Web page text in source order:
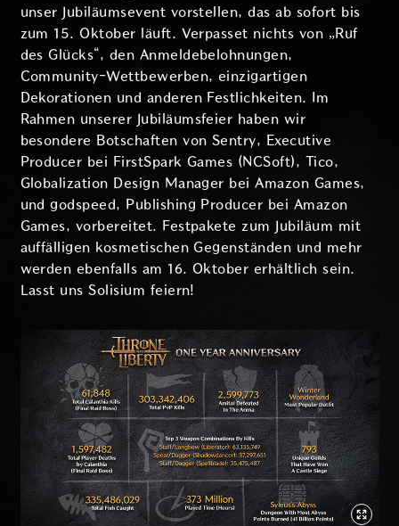
unser Jubiläumsevent vorstellen, das ab sofort bis
zum 15. Oktober läuft. Verpasset nichts von „Ruf
des Glücks“, den Anmeldebelohnungen,
Community-Wettbewerben, einzigartigen
Dekorationen und anderen Festlichkeiten. Im
Rahmen unserer Jubiläumsfeier haben wir
besondere Botschaften von Sentry, Executive
Producer bei FirstSpark Games (NCSoft), Tico,
Globalization Design Manager bei Amazon Games,
und godspeed, Publishing Producer bei Amazon
Games, vorbereitet. Festpakete zum Jubiläum mit
auffälligen kosmetischen Gegenständen und mehr
werden ebenfalls am 16. Oktober erhältlich sein.
Lasst uns Solisium feiern!